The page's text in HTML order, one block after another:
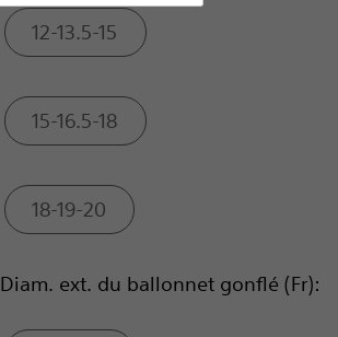
12-13.5-15
15-16.5-18
18-19-20
Diam. ext. du ballonnet gonflé (Fr):